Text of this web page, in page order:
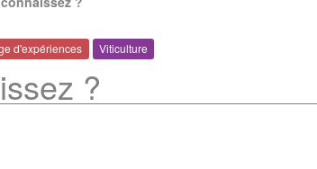
d'expériences Viticulture
?